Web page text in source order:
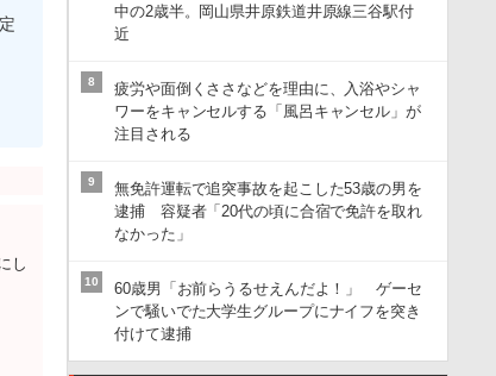
し
中の2歳半。岡山県井原鉄道井原線三谷駅付
近
8
疲労や面倒くささなどを理由に、入浴やシャ
ワーをキャンセルする「風呂キャンセル」が
注目される
9
無免許運転で追突事故を起こした53歳の男を
逮捕 容疑者「20代の頃に合宿で免許を取れ
なかった」
10
60歳男「お前らうるせえんだよ！」 ゲーセ
ンで騒いでた大学生グループにナイフを突き
付けて逮捕